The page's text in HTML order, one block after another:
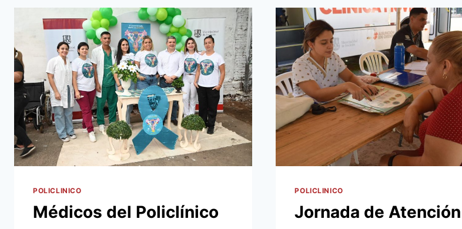
CON
LA
CIUDADANÍA
SE
PRIORIZAN
DESDE
LA
COMUNA
PARA
EL
FOMENTO
SALUD
ASUNCIÓN
FRÍO
POLICLINICO
Médicos del Policlínico
POLICLINICO
Jornada de Atención